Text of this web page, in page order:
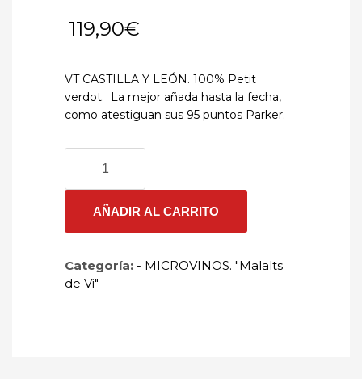
119,90€
VT CASTILLA Y LEÓN. 100% Petit
verdot. La mejor añada hasta la fecha,
como atestiguan sus 95 puntos Parker.
RETUERTA
"PETIT
VERDOT"
AÑADIR AL CARRITO
Categoría: - MICROVINOS. "Malalts
de Vi"